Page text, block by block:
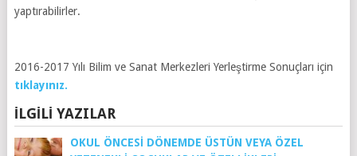
yaptırabilirler.
2016-2017 Yılı Bilim ve Sanat Merkezleri Yerleştirme Sonuçları için
tıklayınız.
İLGILI YAZILAR
OKUL ÖNCESI DÖNEMDE ÜSTÜN VEYA ÖZEL